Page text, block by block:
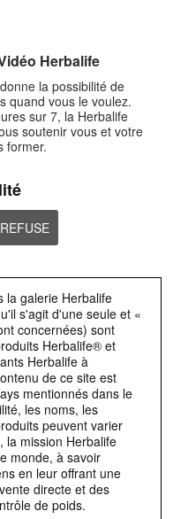
Herbalife
la possibilité de
quand vous le voulez.
sur 7, la Herbalife
soutenir vous et votre
former.
la galerie Herbalife
s'agit d'une seule et «
concernées) sont
Herbalife® et
Herbalife à
de ce site est
mentionnés dans le
les noms, les
peuvent varier
la mission Herbalife
monde, à savoir
en leur offrant une
directe et des
de poids.
dès la conception)
loinque les concepts de base de la
aux données personnelles.